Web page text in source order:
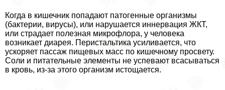
Когда в кишечник попадают патогенные организмы
(бактерии, вирусы), или нарушается иннервация ЖКТ,
или страдает полезная микрофлора, у человека
возникает диарея. Перистальтика усиливается, что
ускоряет пассаж пищевых масс по кишечному просвету.
Соли и питательные элементы не успевают всасываться
в кровь, из-за этого организм истощается.